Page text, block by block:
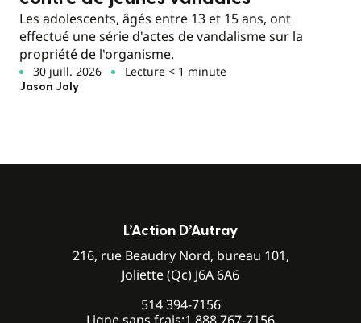
Les adolescents, âgés entre 13 et 15 ans, ont
effectué une série d'actes de vandalisme sur la
propriété de l'organisme.
30 juill. 2026 Lecture < 1 minute
Jason Joly
L’Action D’Autray
216, rue Beaudry Nord, bureau 101,
Joliette (Qc) J6A 6A6
514 394-7156